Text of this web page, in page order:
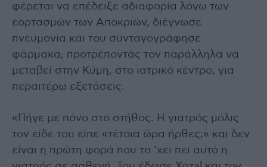
φέρεται να επέδειξε αδιαφορία λόγω των
εορτασμών των Αποκριών, διέγνωσε
πνευμονία και του συνταγογράφησε
φάρμακα, προτρέποντάς τον παράλληλα να
μεταβεί στην Κύμη, στο ιατρικό κέντρο, για
περαιτέρω εξετάσεις.
«Πήγε με πόνο στο στήθος. Η γιατρός μόλις
τον είδε του είπε «τέτοια ώρα ήρθες;» και δεν
είναι η πρώτη φορά που το ‘χει πει αυτό η